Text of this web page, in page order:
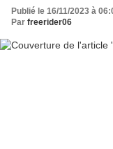
Publié le 16/11/2023 à
Par freerider06